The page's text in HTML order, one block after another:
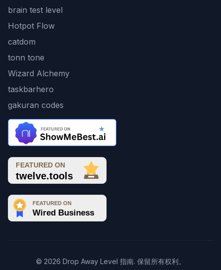
brain test level
Hotpot Flow
catdom
tonn tone
Wizard Alchemy
taskbarhero
gakuran codes
© 2026 Drop Away Level 指南. 保留所有权利。